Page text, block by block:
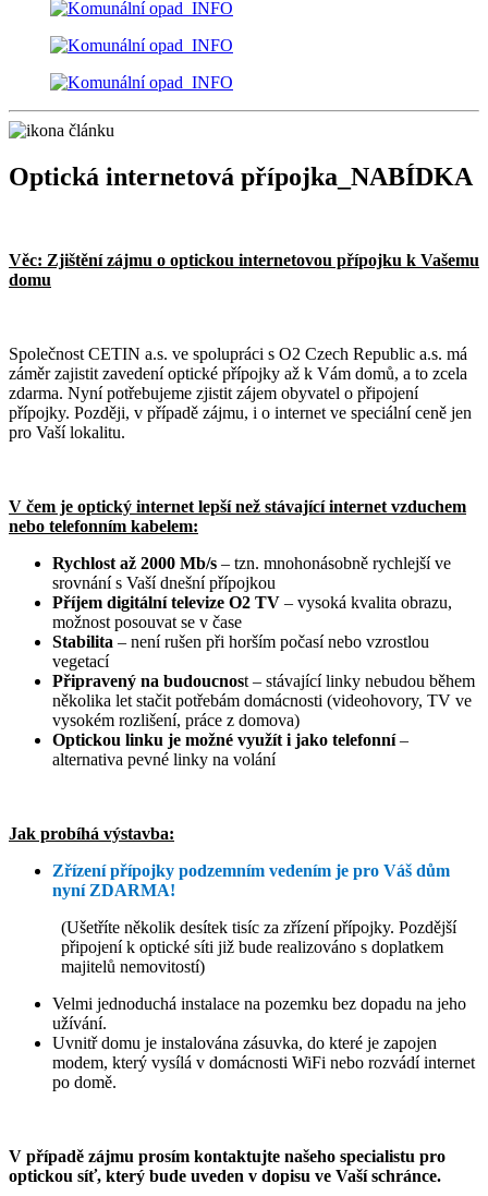
Optická internetová přípojka_NABÍDKA
Věc: Zjištění zájmu o optickou internetovou přípojku k Vašemu
domu
Společnost CETIN a.s. ve spolupráci s O2 Czech Republic a.s. má
záměr zajistit zavedení optické přípojky až k Vám domů, a to zcela
zdarma. Nyní potřebujeme zjistit zájem obyvatel o připojení
přípojky. Později, v případě zájmu, i o internet ve speciální ceně jen
pro Vaší lokalitu.
V čem je optický internet lepší než stávající internet vzduchem
nebo telefonním kabelem:
Rychlost až 2000 Mb/s – tzn. mnohonásobně rychlejší ve
srovnání s Vaší dnešní přípojkou
Příjem digitální televize O2 TV – vysoká kvalita obrazu,
možnost posouvat se v čase
Stabilita – není rušen při horším počasí nebo vzrostlou
vegetací
Připravený na budoucnost – stávající linky nebudou během
několika let stačit potřebám domácnosti (videohovory, TV ve
vysokém rozlišení, práce z domova)
Optickou linku je možné využít i jako telefonní–
alternativa pevné linky na volání
Jak probíhá výstavba:
Zřízení přípojky podzemním vedením je pro Váš dům
nyní ZDARMA!
(Ušetříte několik desítek tisíc za zřízení přípojky. Pozdější
připojení k optické síti již bude realizováno s doplatkem
majitelů nemovitostí)
Velmi jednoduchá instalace na pozemku bez dopadu na jeho
užívání.
Uvnitř domu je instalována zásuvka, do které je zapojen
modem, který vysílá v domácnosti WiFi nebo rozvádí internet
po domě.
V případě zájmu prosím kontaktujte našeho specialistu pro
optickou síť, který bude uveden v dopisu ve Vaší schránce.